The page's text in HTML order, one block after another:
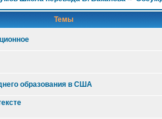
Темы
образования в США